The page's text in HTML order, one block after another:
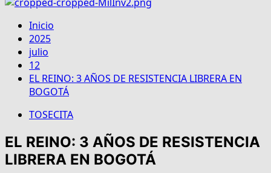
Inicio
2025
julio
12
EL REINO: 3 AÑOS DE RESISTENCIA LIBRERA EN
BOGOTÁ
TOSECITA
EL REINO: 3 AÑOS DE RESISTENCIA
LIBRERA EN BOGOTÁ